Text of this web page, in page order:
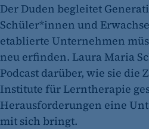
Cookie Laufzeit:
24 Std.
Der Duden begleitet
Schüler*innen und
etablierte Unternehmen
neu erfinden. Laura Maria
Podcast darüber, wie sie die
Institute für Lerntherapie
Herausforderungen eine
mit sich bringt.